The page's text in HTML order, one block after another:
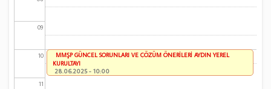
09
10
11
MMŞP GÜNCEL SORUNLARI VE ÇÖZÜM ÖNERİLERİ AYDIN YEREL
KURULTAYI
28.06.2025 - 10:00